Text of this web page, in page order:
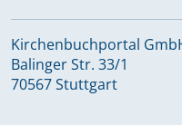
1869-1875
Kirchenbuchportal
Balinger Str. 33/1
70567 Stuttgart